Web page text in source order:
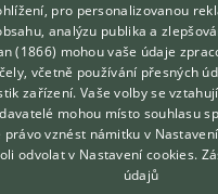
O nás
Kontakt
Možnosti zvýraznění
Podmínky užití
Zpracování osobních
Hledáte
Zdarma
pro personalizovanou
analýzu publika a
(1866) mohou vaše údaje
včetně používání přesných
zařízení. Vaše volby se
mohou místo souhlasu
právo vznést námitku v
odvolat v Nastavení cookies.
údajů